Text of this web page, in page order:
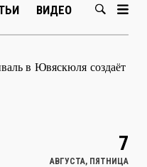
ВИДЕО ABOUT US
выставка
7
АВГУСТА, ПЯТНИЦА